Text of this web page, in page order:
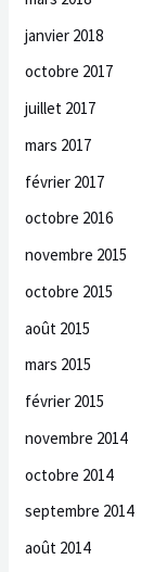
janvier 2018
octobre 2017
juillet 2017
mars 2017
février 2017
octobre 2016
novembre 2015
octobre 2015
août 2015
mars 2015
février 2015
novembre 2014
octobre 2014
septembre 2014
août 2014